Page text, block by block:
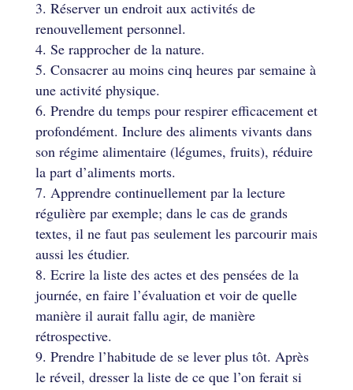
Réserver un endroit aux activités de
renouvellement personnel.
Se rapprocher de la nature.
Consacrer au moins cinq heures par semaine à
une activité physique.
Prendre du temps pour respirer efficacement et
profondément. Inclure des aliments vivants dans
son régime alimentaire (légumes, fruits), réduire
la part d’aliments morts.
Apprendre continuellement par la lecture
régulière par exemple; dans le cas de grands
textes, il ne faut pas seulement les parcourir mais
aussi les étudier.
Ecrire la liste des actes et des pensées de la
journée, en faire l’évaluation et voir de quelle
manière il aurait fallu agir, de manière
rétrospective.
Prendre l’habitude de se lever plus tôt. Après
le réveil, dresser la liste de ce que l’on ferait si